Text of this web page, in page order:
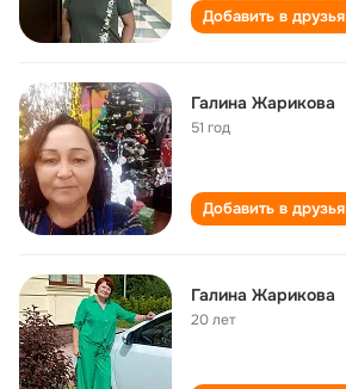
Добавить в друзья
Галина Жарикова
51 год
Добавить в друзья
Галина Жарикова
20 лет